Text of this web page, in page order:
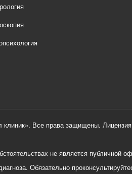
Все права защищены.
не является
Обязательно